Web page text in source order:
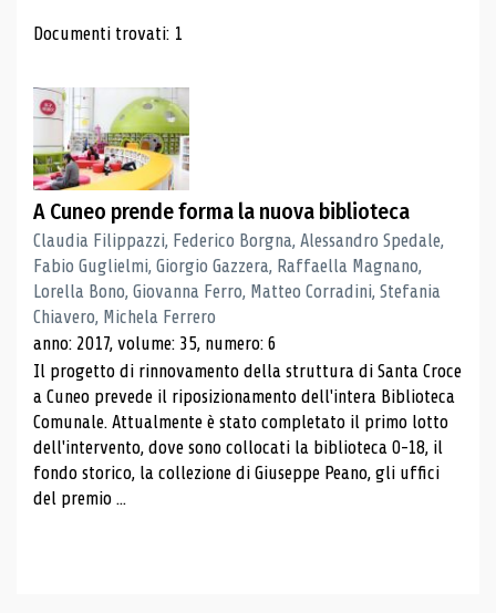
Risultati di ricerca
Documenti trovati: 1
A Cuneo prende forma la nuova biblioteca
Claudia Filippazzi, Federico Borgna, Alessandro Spedale,
Fabio Guglielmi, Giorgio Gazzera, Raffaella Magnano,
Lorella Bono, Giovanna Ferro, Matteo Corradini, Stefania
Chiavero, Michela Ferrero
anno: 2017, volume: 35, numero: 6
Il progetto di rinnovamento della struttura di Santa Croce
a Cuneo prevede il riposizionamento dell'intera Biblioteca
Comunale. Attualmente è stato completato il primo lotto
dell'intervento, dove sono collocati la biblioteca 0-18, il
fondo storico, la collezione di Giuseppe Peano, gli uffici
del premio ...